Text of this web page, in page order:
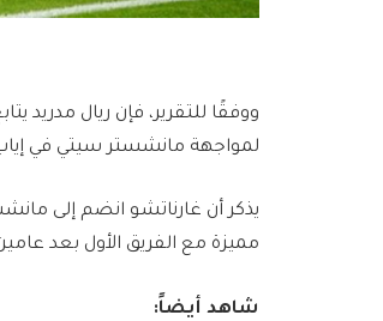
ووفقًا للتقرير، فإن ريال مدريد
لمواجهة مانشستر سيتي في إياب
مميزة مع الفريق الأول بعد عامين، حيث خاض 74 مباراة وسجل أكثر من
شاهد أيضاً: